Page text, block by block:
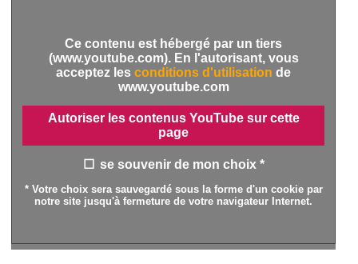
Ce contenu est hébergé par un tiers
(www.youtube.com). En l'autorisant, vous
acceptez les conditions d'utilisation de
www.youtube.com
Autoriser les contenus YouTube sur cette
page
se souvenir de mon choix *
* Votre choix sera sauvegardé sous la forme d'un cookie par
notre site jusqu'à fermeture de votre navigateur Internet.